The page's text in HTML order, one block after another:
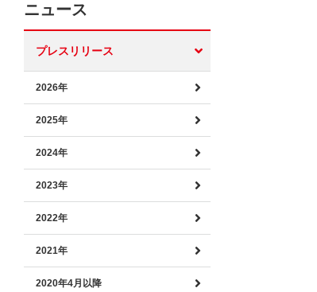
ニュース
プレスリリース
2026年
2025年
2024年
2023年
2022年
2021年
2020年4月以降